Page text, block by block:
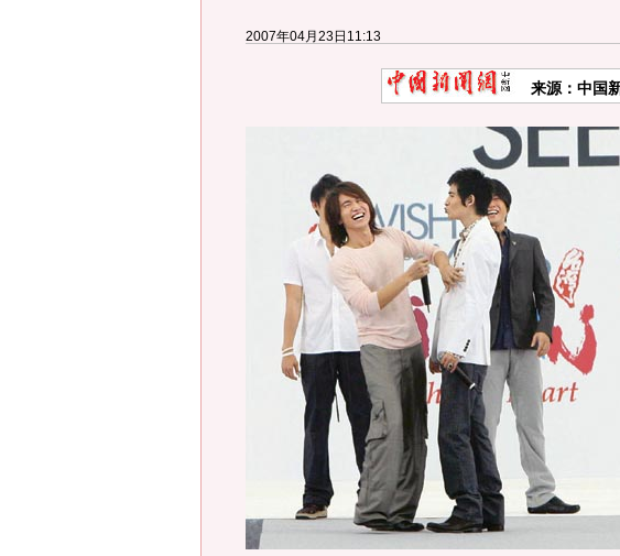
2007年04月23日11:13
来源：中国